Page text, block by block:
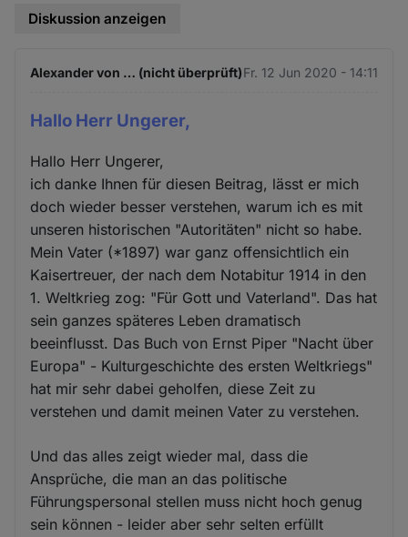
Diskussion anzeigen
Alexander von … (nicht überprüft)Fr. 12 Jun 2020 - 14:11
Hallo Herr Ungerer,
Hallo Herr Ungerer,
ich danke Ihnen für diesen Beitrag, lässt er mich
doch wieder besser verstehen, warum ich es mit
unseren historischen "Autoritäten" nicht so habe.
Mein Vater (*1897) war ganz offensichtlich ein
Kaisertreuer, der nach dem Notabitur 1914 in den
1. Weltkrieg zog: "Für Gott und Vaterland". Das hat
sein ganzes späteres Leben dramatisch
beeinflusst. Das Buch von Ernst Piper "Nacht über
Europa" - Kulturgeschichte des ersten Weltkriegs"
hat mir sehr dabei geholfen, diese Zeit zu
verstehen und damit meinen Vater zu verstehen.
Und das alles zeigt wieder mal, dass die
Ansprüche, die man an das politische
Führungspersonal stellen muss nicht hoch genug
sein können - leider aber sehr selten erfüllt